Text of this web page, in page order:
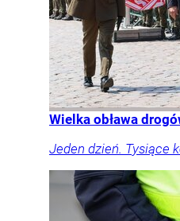
Wielka obława
Jeden dzień. Tysiące